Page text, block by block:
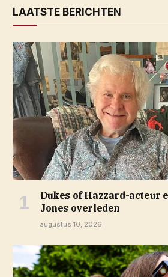
LAATSTE BERICHTEN
Dukes of Hazzard-acteur
Jones overleden
augustus 10, 2026